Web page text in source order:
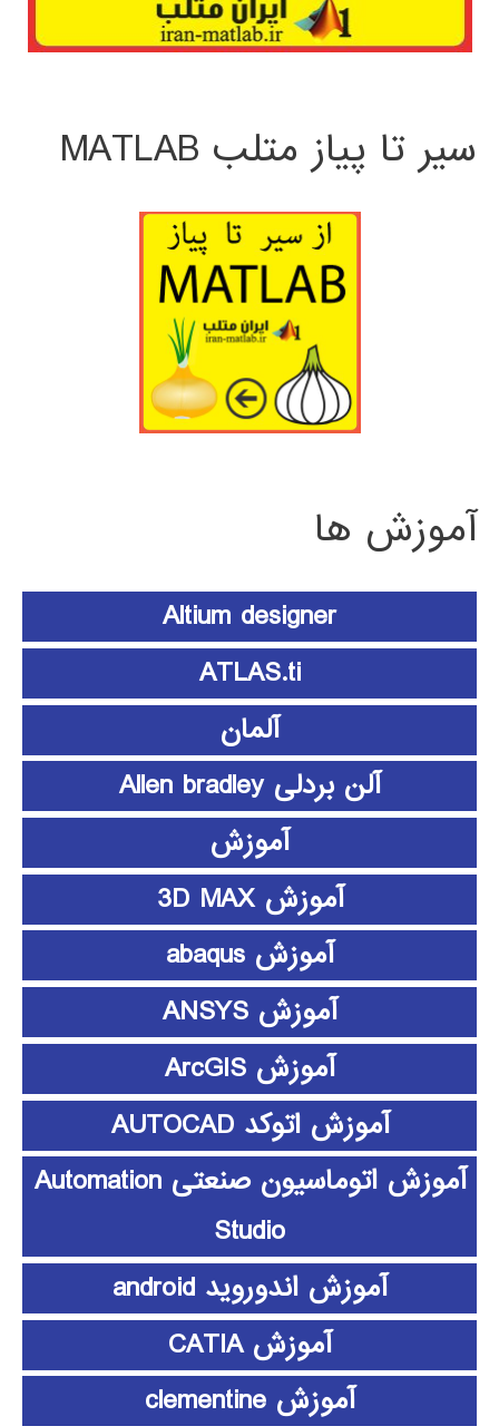
سیر تا پیاز متلب MATLAB
آموزش ها
Altium designer
ATLAS.ti
آلمان
آلن بردلی Allen bradley
آموزش
آموزش 3D MAX
آموزش abaqus
آموزش ANSYS
آموزش ArcGIS
آموزش اتوکد AUTOCAD
آموزش اتوماسیون صنعتی Automation
Studio
آموزش اندوروید android
آموزش CATIA
آموزش clementine